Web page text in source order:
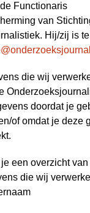
Functionaris
van
Hij/zij is
die wij
doordat je
of omdat je deze
een overzicht van
die wij